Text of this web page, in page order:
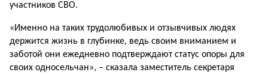
участников СВО.
«Именно на таких трудолюбивых и отзывчивых людях
держится жизнь в глубинке, ведь своим вниманием и
заботой они ежедневно подтверждают статус опоры для
своих односельчан», – сказала заместитель секретаря